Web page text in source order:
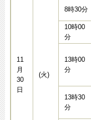
11
月
30
日
(火)
8時30分
10時00
分
13時00
分
13時30
分